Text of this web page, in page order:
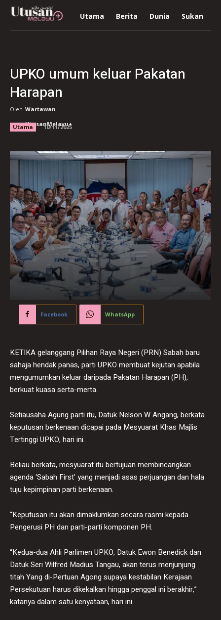
Utama Berita Dunia Sukan
UPKO umum keluar Pakatan
Harapan
Oleh Wartawan
UtusanMelayu+
Utama 10/11/2025
Facebook WhatsApp
KETIKA gelanggang Pilihan Raya Negeri (PRN) Sabah baru
sahaja hendak panas, parti UPKO membuat kejutan apabila
mengumumkan keluar daripada Pakatan Harapan (PH),
berkuat kuasa serta-merta.
Setiausaha Agung parti itu, Datuk Nelson W Angang, berkata
keputusan berkenaan dicapai pada Mesyuarat Khas Majlis
Tertinggi UPKO, hari ini.
Beliau berkata, mesyuarat itu bertujuan membincangkan
agenda ‘Sabah First’ yang menjadi asas perjuangan dan hala
tuju kepimpinan parti berkenaan.
“Keputusan itu akan dimaklumkan secara rasmi kepada
Pengerusi PH dan parti-parti komponen PH.
“Kedua-dua Ahli Parlimen UPKO, Datuk Ewon Benedick dan
Datuk Seri Wilfred Madius Tangau, akan terus menjunjung
titah Yang di-Pertuan Agong supaya kestabilan Kerajaan
Persekutuan harus dikekalkan hingga penggal ini berakhir,”
katanya dalam satu kenyataan, hari ini.